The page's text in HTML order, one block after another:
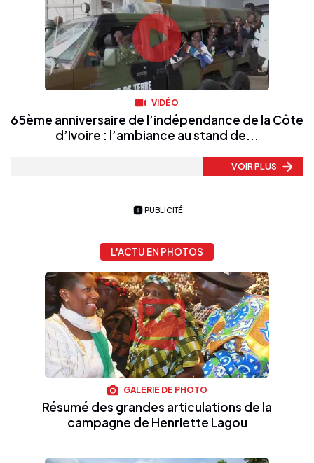
VIDÉO
65ème anniversaire de l’indépendance de la Côte
d’Ivoire : l’ambiance au stand de...
VOIR PLUS
PUBLICITÉ
L'ACTU EN PHOTOS
GALERIE DE PHOTO
Résumé des grandes articulations de la
campagne de Henriette Lagou